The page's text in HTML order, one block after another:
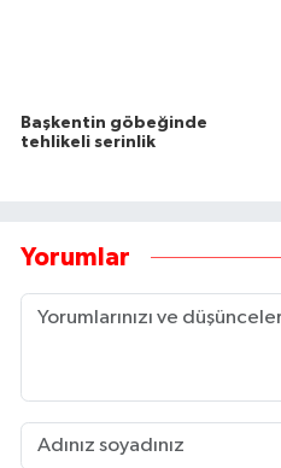
Başkentin göbeğinde
tehlikeli serinlik
Yorumlar